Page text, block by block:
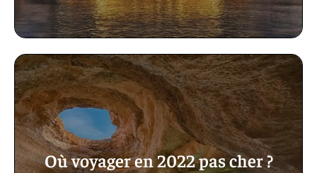
Où voyager en 2022 pas cher ?